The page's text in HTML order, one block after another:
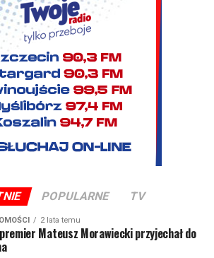
POPULARNE TV
2 lata temu
premier Mateusz Morawiecki przyjechał do